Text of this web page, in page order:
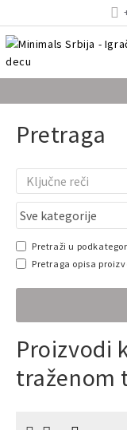
Pretraga
Pretraži u
Pretraga opisa
Proizvodi
traženom